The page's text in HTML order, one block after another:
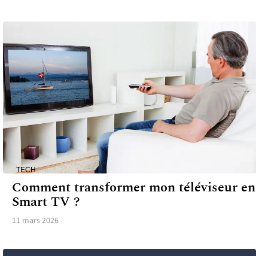
TECH
Comment transformer mon téléviseur en
Smart TV ?
11 mars 2026